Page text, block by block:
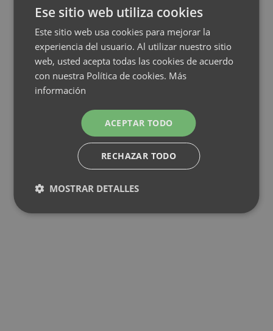
Ese sitio web utiliza cookies
Este sitio web usa cookies para mejorar la
experiencia del usuario. Al utilizar nuestro sitio
web, usted acepta todas las cookies de acuerdo
con nuestra Política de cookies. Más
información
ACEPTAR TODO
RECHAZAR TODO
MOSTRAR DETALLES